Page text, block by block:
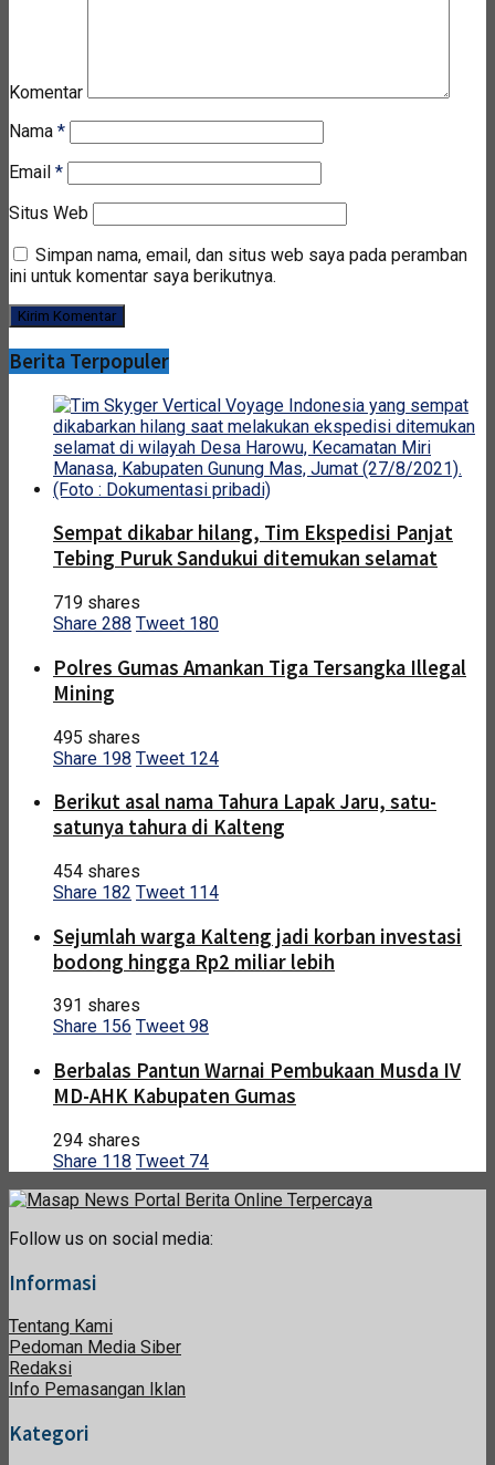
Komentar
Nama *
Email *
Situs Web
Simpan nama, email, dan situs web saya pada peramban
ini untuk komentar saya berikutnya.
Berita Terpopuler
Sempat dikabar hilang, Tim Ekspedisi Panjat
Tebing Puruk Sandukui ditemukan selamat
719 shares
Share 288 Tweet 180
Polres Gumas Amankan Tiga Tersangka Illegal
Mining
495 shares
Share 198 Tweet 124
Berikut asal nama Tahura Lapak Jaru, satu-
satunya tahura di Kalteng
454 shares
Share 182 Tweet 114
Sejumlah warga Kalteng jadi korban investasi
bodong hingga Rp2 miliar lebih
391 shares
Share 156 Tweet 98
Berbalas Pantun Warnai Pembukaan Musda IV
MD-AHK Kabupaten Gumas
294 shares
Share 118 Tweet 74
Follow us on social media:
Informasi
Tentang Kami
Pedoman Media Siber
Redaksi
Info Pemasangan Iklan
Kategori